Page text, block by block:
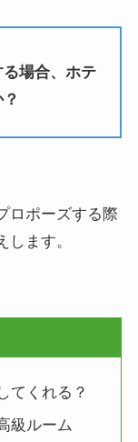
場合、ホテ
ロポーズする際
ます。
てくれる？
級ルーム